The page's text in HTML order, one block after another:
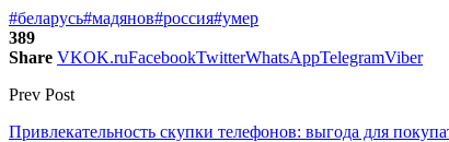
#беларусь#мадянов#россия#умер
389
Share VKOK.ruFacebookTwitterWhatsAppTelegramViber
Prev Post
Привлекательность скупки телефонов: выгода для